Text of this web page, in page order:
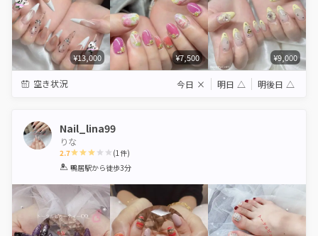
¥13,000 ¥7,500 ¥9,000
空き状況 今日 × 明日 △ 明後日 △
Nail_lina99
りな
2.7
1 2 3 4 5
(1件)
鴨居駅から徒歩3分